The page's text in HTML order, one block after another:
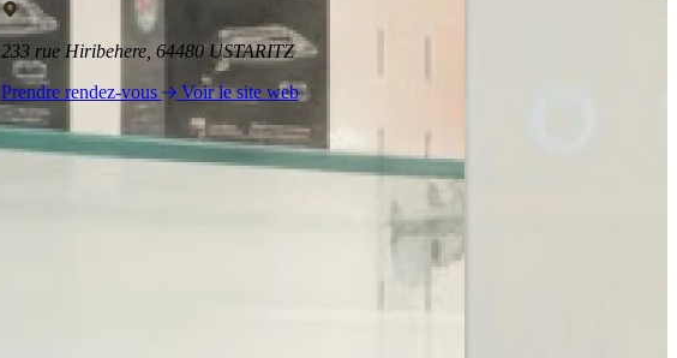
233 rue Hiribehere, 64480 USTARITZ
Prendre rendez-vous
Voir le site web